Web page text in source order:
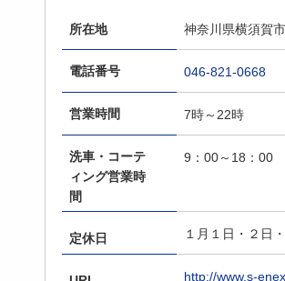
所在地 神奈川県横須賀
電話番号 046-821-0668
営業時間 7時～22時
洗車・コーテ
ィング営業時
間
9：00～18：00
定休日 １月１日・２日
http://www.s-